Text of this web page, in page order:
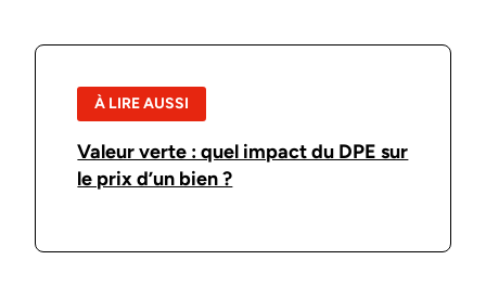
À LIRE AUSSI
Valeur verte : quel impact du DPE sur
le prix d’un bien ?